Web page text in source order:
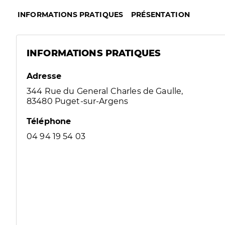
INFORMATIONS PRATIQUES PRÉSENTATION
INFORMATIONS PRATIQUES
Adresse
344 Rue du General Charles de Gaulle,
83480 Puget-sur-Argens
Téléphone
04 94 19 54 03